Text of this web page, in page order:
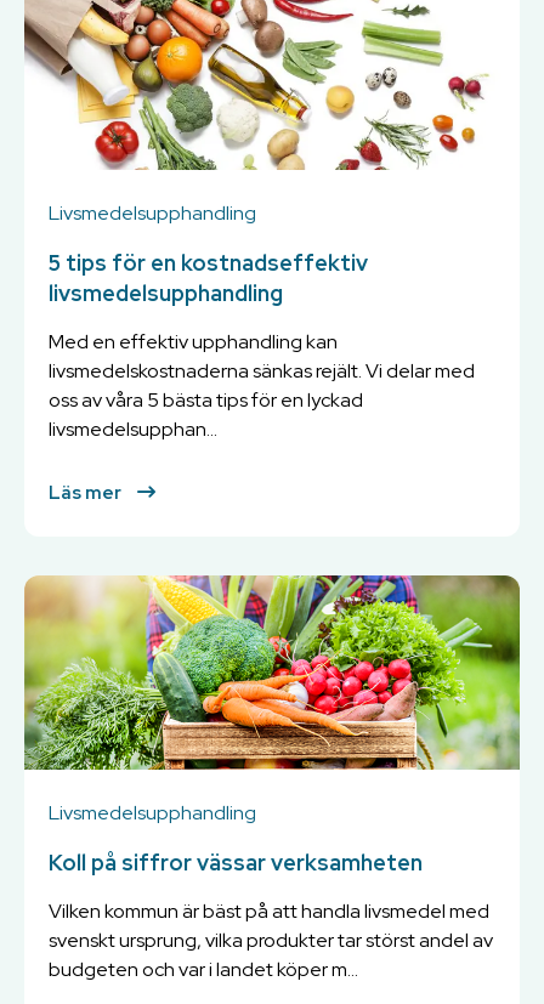
Livsmedelsupphandling
5 tips för en kostnadseffektiv
livsmedelsupphandling
Med en effektiv upphandling kan
livsmedelskostnaderna sänkas rejält. Vi delar med
oss av våra 5 bästa tips för en lyckad
livsmedelsupphan...
Läs mer
Livsmedelsupphandling
Koll på siffror vässar verksamheten
Vilken kommun är bäst på att handla livsmedel med
svenskt ursprung, vilka produkter tar störst andel av
budgeten och var i landet köper m...